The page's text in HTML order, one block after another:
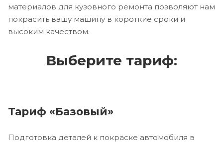
материалов для кузовного ремонта позволяют нам
покрасить вашу машину в короткие сроки и
высоким качеством.
Выберите тариф:
Тариф «Базовый»
Подготовка деталей к покраске автомобиля в